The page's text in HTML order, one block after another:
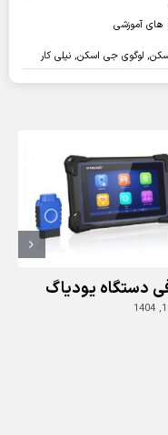
های آموزشی
, لوگوی جی اسکن, نیلی کار
دستگاه یودیاگ